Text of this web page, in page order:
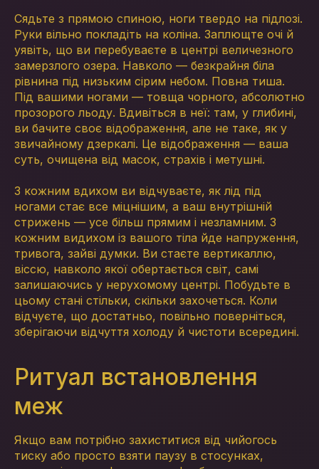
Сядьте з прямою спиною, ноги твердо на підлозі.
Руки вільно покладіть на коліна. Заплющте очі й
уявіть, що ви перебуваєте в центрі величезного
замерзлого озера. Навколо — безкрайня біла
рівнина під низьким сірим небом. Повна тиша.
Під вашими ногами — товща чорного, абсолютно
прозорого льоду. Вдивіться в неї: там, у глибині,
ви бачите своє відображення, але не таке, як у
звичайному дзеркалі. Це відображення — ваша
суть, очищена від масок, страхів і метушні.
З кожним вдихом ви відчуваєте, як лід під
ногами стає все міцнішим, а ваш внутрішній
стрижень — усе більш прямим і незламним. З
кожним видихом із вашого тіла йде напруження,
тривога, зайві думки. Ви стаєте вертикаллю,
віссю, навколо якої обертається світ, самі
залишаючись у нерухомому центрі. Побудьте в
цьому стані стільки, скільки захочеться. Коли
відчуєте, що достатньо, повільно поверніться,
зберігаючи відчуття холоду й чистоти всередині.
Ритуал встановлення
меж
Якщо вам потрібно захиститися від чийогось
тиску або просто взяти паузу в стосунках,